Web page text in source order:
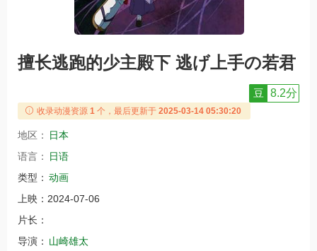
擅长逃跑的少主殿下 逃げ上手の若君
豆 8.2分
收录动漫资源 1 个，最后更新于 2025-03-14 05:30:20
地区：
日本
语言：
日语
类型： 动画
上映： 2024-07-06
片长：
导演： 山崎雄太